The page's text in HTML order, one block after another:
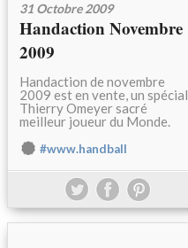
31 Octobre 2009
Handaction Novembre
2009
Handaction de novembre
2009 est en vente, un spécial
Thierry Omeyer sacré
meilleur joueur du Monde.
#www.handball